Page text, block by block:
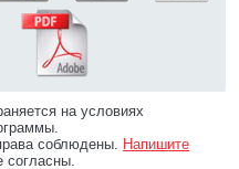
на условиях
соблюдены. Напишите
согласны.